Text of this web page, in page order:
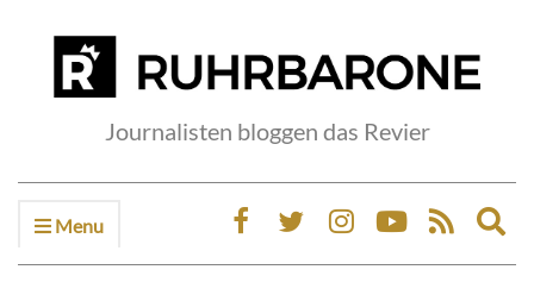
Journalisten bloggen das Revier
Menu